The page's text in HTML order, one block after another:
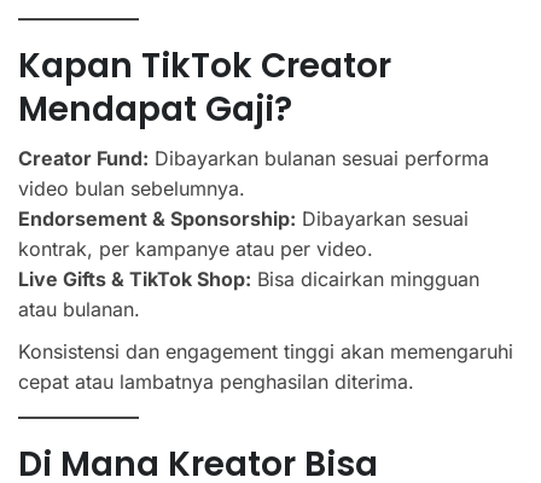
Kapan TikTok Creator
Mendapat Gaji?
Creator Fund: Dibayarkan bulanan sesuai performa
video bulan sebelumnya.
Endorsement & Sponsorship: Dibayarkan sesuai
kontrak, per kampanye atau per video.
Live Gifts & TikTok Shop: Bisa dicairkan mingguan
atau bulanan.
Konsistensi dan engagement tinggi akan memengaruhi
cepat atau lambatnya penghasilan diterima.
Di Mana Kreator Bisa